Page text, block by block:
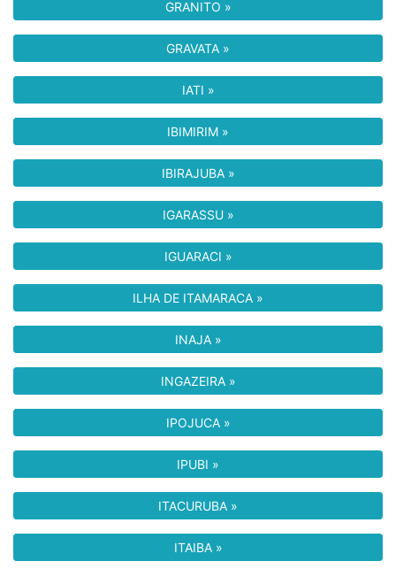
GRANITO »
GRAVATA »
IATI »
IBIMIRIM »
IBIRAJUBA »
IGARASSU »
IGUARACI »
ILHA DE ITAMARACA »
INAJA »
INGAZEIRA »
IPOJUCA »
IPUBI »
ITACURUBA »
ITAIBA »